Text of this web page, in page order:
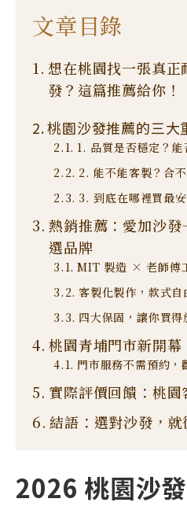
文章目錄
想在桃園找一張真
發？這篇推薦給你！
桃園沙發推薦的三大
1. 品質是否穩定？能
2. 能不能客製？合
3. 到底在哪裡買最安
熱銷推薦：愛加沙
選品牌
MIT 製造 × 老師傅
客製化製作，款式自
四大保固，讓你買得
桃園青埔門市新開
門市服務不需預約，
實際評價回饋：桃園
結語：選對沙發，
2026 桃園沙